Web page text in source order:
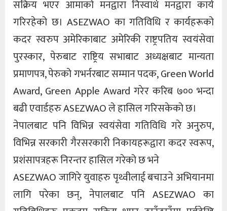
सक्रिय भएर आमाको मनद्वारा निस्वार्थ मनद्वारा कार्य
गरिरहेको छ। ASEZWAO का गतिविधि र कार्यहरूको
कदर स्वरुप अमेरिकाबाट अमेरिकी राष्ट्रपतिय स्वयंसेवा
पुरस्कार, पेरुबाट राष्ट्रिय सभाबाट अध्यक्षबाट मान्यता
प्रमाणपत्र, पेरुको गभर्नरबाट सम्मान पदक, Green World
Award, Green Apple Award गरेर करिब ७०० भन्दा
बढी एवार्डहरु ASEZWAO ले हासिल गरिसकेको छ।
नेपालबाट पनि विभिन्न स्वयंसेवा गतिविधि गरे अनुरुप,
विभिन्न सरकारी गैरसरकारी निकायहरूद्वारा कदर स्वरूप,
प्रशंसापत्रहरू निरन्तर हासिल गरेको छ भने
ASEZWAO जागिरे युवाहरु पृथ्वीलाई बचाउने अभियानमा
लागि परेका छन्, नेपालबाट पनि ASEZWAO का